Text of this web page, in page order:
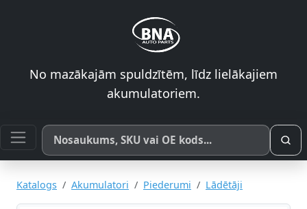
No mazākajām spuldzītēm, līdz lielākajiem
akumulatoriem.
Meklēt pēc produkta nosaukuma, SKU vai OE koda
Katalogs Akumulatori Piederumi Lādētāji